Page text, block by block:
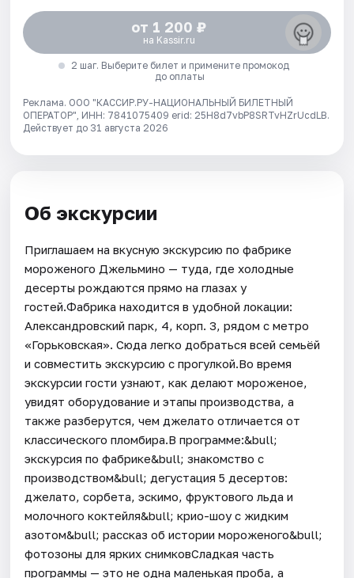
от 1 200 ₽
на Kassir.ru
2 шаг. Выберите билет и примените промокод
до оплаты
Реклама. ООО "КАССИР.РУ-НАЦИОНАЛЬНЫЙ БИЛЕТНЫЙ
ОПЕРАТОР", ИНН: 7841075409 erid: 25H8d7vbP8SRTvHZrUcdLB.
Действует до 31 августа 2026
Об экскурсии
Приглашаем на вкусную экскурсию по фабрике
мороженого Джельмино — туда, где холодные
десерты рождаются прямо на глазах у
гостей.Фабрика находится в удобной локации:
Александровский парк, 4, корп. 3, рядом с метро
«Горьковская». Сюда легко добраться всей семьёй
и совместить экскурсию с прогулкой.Во время
экскурсии гости узнают, как делают мороженое,
увидят оборудование и этапы производства, а
также разберутся, чем джелато отличается от
классического пломбира.В программе:&bull;
экскурсия по фабрике&bull; знакомство с
производством&bull; дегустация 5 десертов:
джелато, сорбета, эскимо, фруктового льда и
молочного коктейля&bull; крио-шоу с жидким
азотом&bull; рассказ об истории мороженого&bull;
фотозоны для ярких снимковСладкая часть
программы — это не одна маленькая проба, а